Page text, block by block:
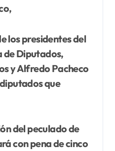
los presidentes del
de Diputados,
y Alfredo Pacheco
que
del peculado de
con pena de cinco